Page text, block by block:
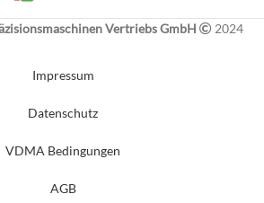
Vertriebs GmbH 2024
Impressum
Datenschutz
VDMA Bedingungen
AGB